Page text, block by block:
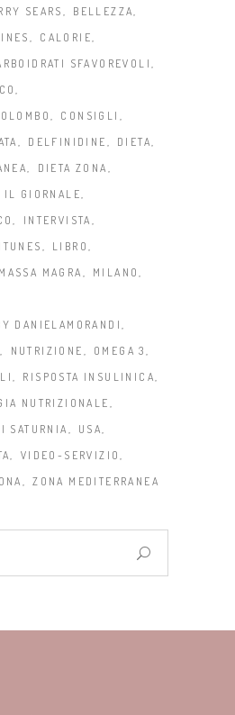
SEARS
BELLEZZA
CALORIE
SFAVOREVOLI
CONSIGLI
DELFINIDINE
DIETA
DIETA ZONA
IL GIORNALE
INTERVISTA
ITUNES
LIBRO
MASSA MAGRA
MILANO
DANIELAMORANDI
NUTRIZIONE
OMEGA 3
RISPOSTA INSULINICA
NUTRIZIONALE
SATURNIA
USA
VIDEO-SERVIZIO
ZONA MEDITERRANEA